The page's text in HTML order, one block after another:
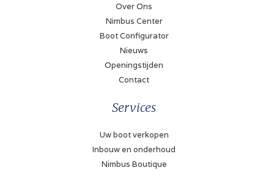
Over Ons
Nimbus Center
Boot Configurator
Nieuws
Openingstijden
Contact
Services
Uw boot verkopen
Inbouw en onderhoud
Nimbus Boutique